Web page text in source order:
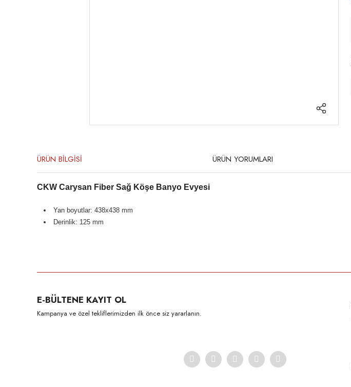
ÜRÜN BİLGİSİ ÜRÜN YORUMLARI
CKW Carysan Fiber Sağ Köşe Banyo Evyesi
Yan boyutlar: 438x438 mm
Derinlik: 125 mm
Ürün açıklamasında eksik bilgiler bulunuyor.
Ürün bilgilerinde hatalar bulunuyor.
E-BÜLTENE KAYIT OL
Kampanya ve özel tekliflerimizden ilk önce siz yararlanın.